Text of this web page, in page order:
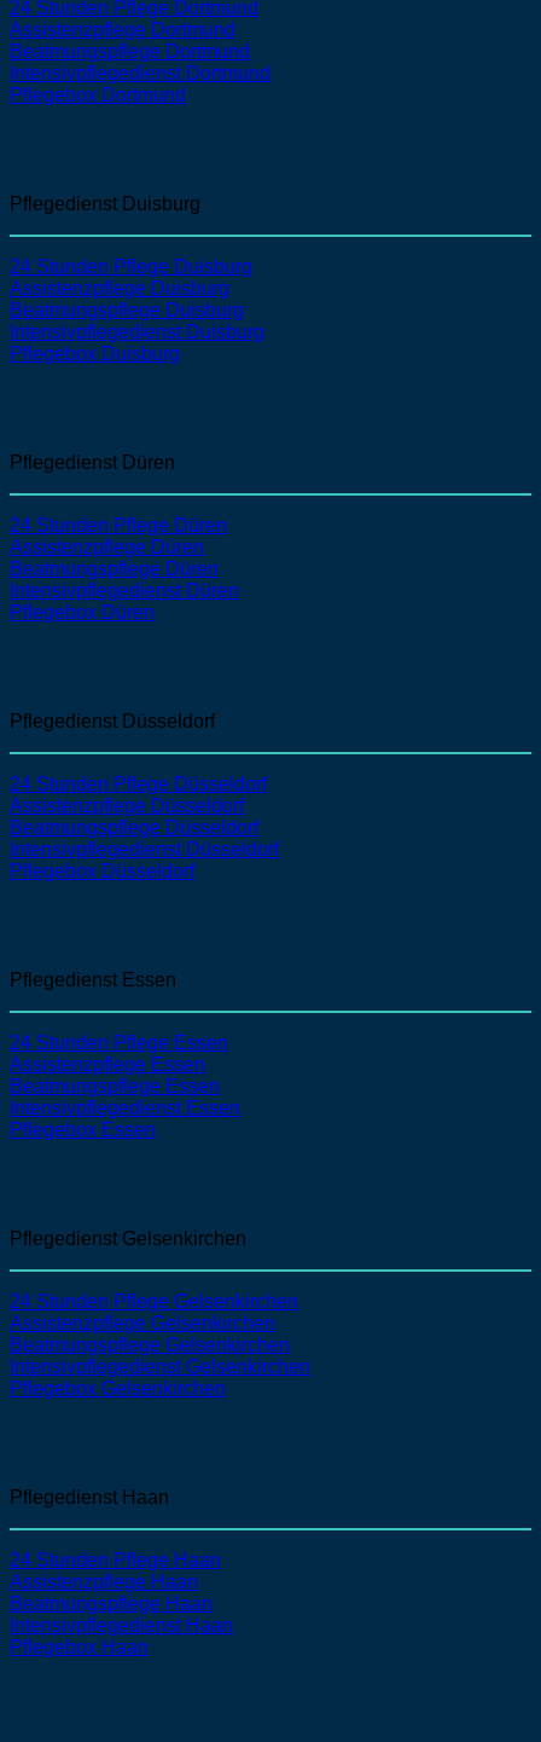
24 Stunden Pflege Dortmund
Assistenzpflege Dortmund
Beatmungspflege Dortmund
Intensivpflegedienst Dortmund
Pflegebox Dortmund
Pflegedienst Duisburg
24 Stunden Pflege Duisburg
Assistenzpflege Duisburg
Beatmungspflege Duisburg
Intensivpflegedienst Duisburg
Pflegebox Duisburg
Pflegedienst Düren
24 Stunden Pflege Düren
Assistenzpflege Düren
Beatmungspflege Düren
Intensivpflegedienst Düren
Pflegebox Düren
Pflegedienst Düsseldorf
24 Stunden Pflege Düsseldorf
Assistenzpflege Düsseldorf
Beatmungspflege Düsseldorf
Intensivpflegedienst Düsseldorf
Pflegebox Düsseldorf
Pflegedienst Essen
24 Stunden Pflege Essen
Assistenzpflege Essen
Beatmungspflege Essen
Intensivpflegedienst Essen
Pflegebox Essen
Pflegedienst Gelsenkirchen
24 Stunden Pflege Gelsenkirchen
Assistenzpflege Gelsenkirchen
Beatmungspflege Gelsenkirchen
IntensivpflegedienstGelsenkirchen
Pflegebox Gelsenkirchen
Pflegedienst Haan
24 Stunden Pflege Haan
Assistenzpflege Haan
Beatmungspflege Haan
Intensivpflegedienst Haan
Pflegebox Haan